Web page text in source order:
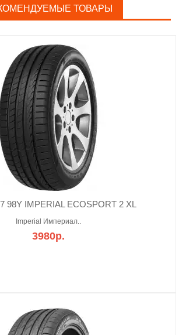
ТОВАРЫ
98Y IMPERIAL ECOSPORT 2 XL
Imperial Империал..
3980р.